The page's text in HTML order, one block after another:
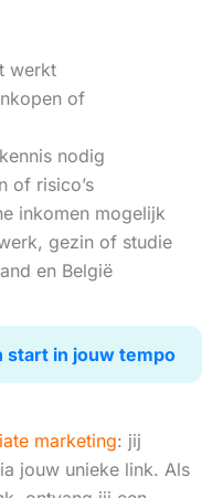
werkt
of
nodig
of risico’s
inkomen mogelijk
gezin of studie
en België
start in jouw tempo
marketing: jij
jouw unieke link. Als